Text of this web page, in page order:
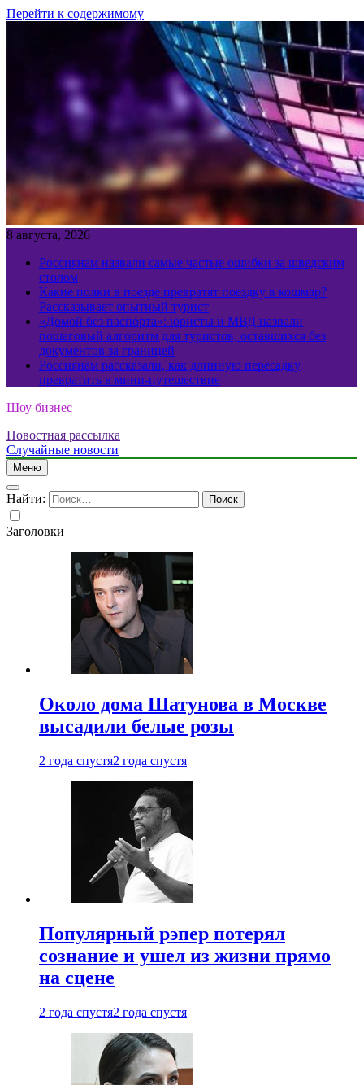
Перейти к содержимому
8 августа, 2026
Россиянам назвали самые частые ошибки за шведским
столом
Какие полки в поезде превратят поездку в кошмар?
Рассказывает опытный турист
«Домой без паспорта»: юристы и МВД назвали
пошаговый алгоритм для туристов, оставшихся без
документов за границей
Россиянам рассказали, как длинную пересадку
превратить в мини-путешествие
Шоу бизнес
Новостная рассылка
Случайные новости
Меню
Найти:
Заголовки
Около дома Шатунова в Москве
высадили белые розы
2 года спустя2 года спустя
Популярный рэпер потерял
сознание и ушел из жизни прямо
на сцене
2 года спустя2 года спустя